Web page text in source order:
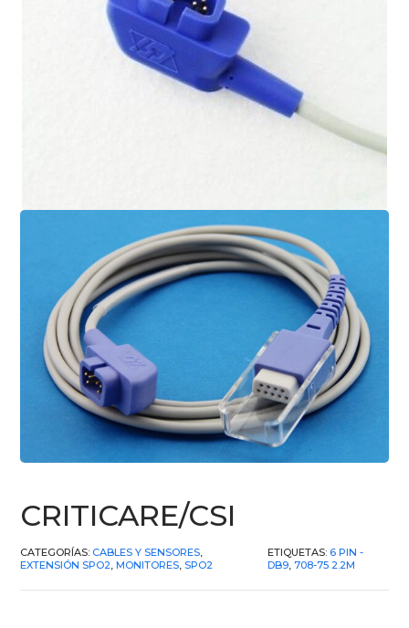
CRITICARE/CSI
CATEGORÍAS: CABLES Y SENSORES,
EXTENSIÓN SPO2,MONITORES, SPO2
ETIQUETAS: 6 PIN -
DB9, 708-75 2.2M